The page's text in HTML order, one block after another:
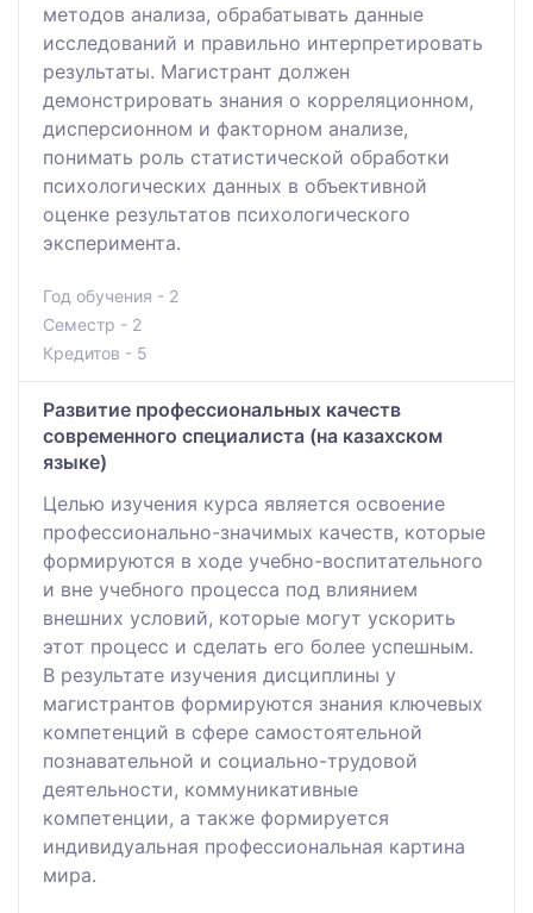
методов анализа, обрабатывать данные
исследований и правильно интерпретировать
результаты. Магистрант должен
демонстрировать знания о корреляционном,
дисперсионном и факторном анализе,
понимать роль статистической обработки
психологических данных в объективной
оценке результатов психологического
эксперимента.
Год обучения - 2
Семестр - 2
Кредитов - 5
Развитие профессиональных качеств
современного специалиста (на казахском
языке)
Целью изучения курса является освоение
профессионально-значимых качеств, которые
формируются в ходе учебно-воспитательного
и вне учебного процесса под влиянием
внешних условий, которые могут ускорить
этот процесс и сделать его более успешным.
В результате изучения дисциплины у
магистрантов формируются знания ключевых
компетенций в сфере самостоятельной
познавательной и социально-трудовой
деятельности, коммуникативные
компетенции, а также формируется
индивидуальная профессиональная картина
мира.